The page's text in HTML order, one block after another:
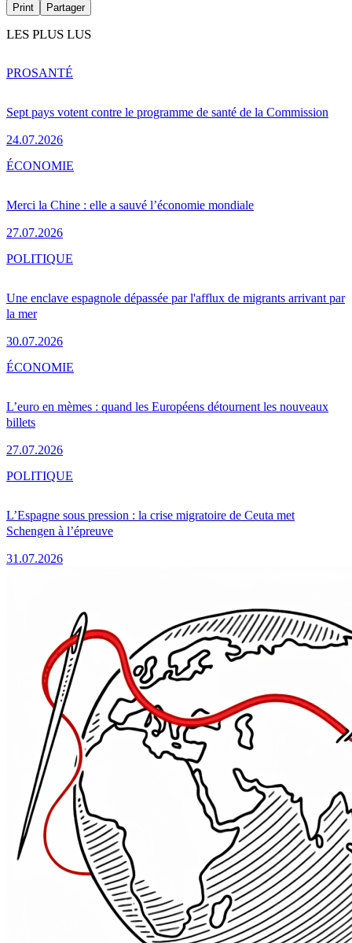
Print Partager
LES PLUS LUS
Sept pays votent contre le programme de santé de la Commission
24.07.2026
PROSANTÉ
Merci la Chine : elle a sauvé l’économie mondiale
27.07.2026
ÉCONOMIE
Une enclave espagnole dépassée par l'afflux de migrants arrivant par
la mer
30.07.2026
POLITIQUE
L’euro en mèmes : quand les Européens détournent les nouveaux
billets
27.07.2026
ÉCONOMIE
L’Espagne sous pression : la crise migratoire de Ceuta met
Schengen à l’épreuve
31.07.2026
POLITIQUE